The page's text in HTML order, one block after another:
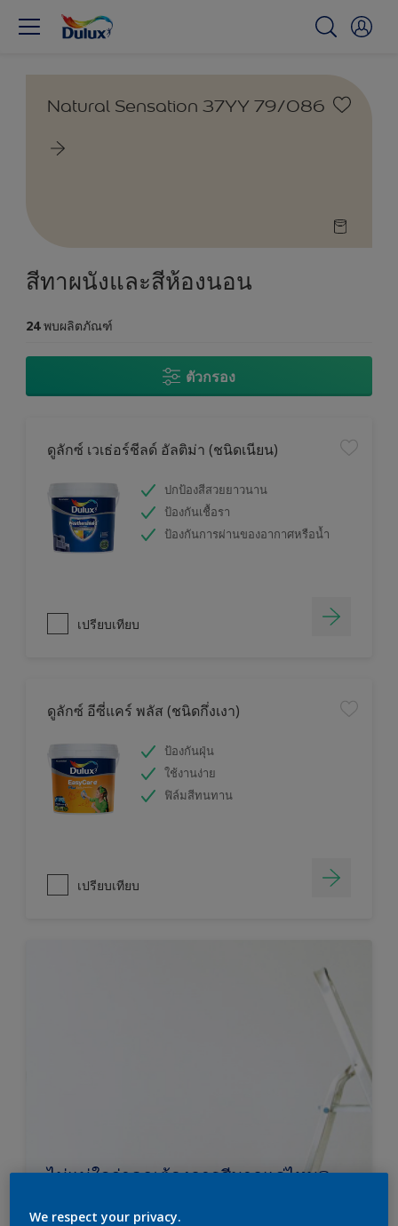
Natural Sensation 37YY 79/086
สีทาผนังและสีห้องนอน
24พบผลิตภัณฑ์
ตัวกรอง
ดูลักซ์ เวเธ่อร์ชีลด์ อัลติม่า (ชนิดเนียน)
ปกป้องสีสวยยาวนาน
ป้องกันเชื้อรา
ป้องกันการผ่านของอากาศหรือน้ำ
เปรียบเทียบ
ดูลักซ์ อีซี่แคร์ พลัส (ชนิดกึ่งเงา)
ป้องกันฝุ่น
ใช้งานง่าย
ฟิล์มสีทนทาน
เปรียบเทียบ
ไม่แน่ใจว่าคุณต้องการสีมากแค่ไหน?
ลองใช้เครื่องคำนวณสีของเราแล้วหาคำตอบ
We respect your privacy.